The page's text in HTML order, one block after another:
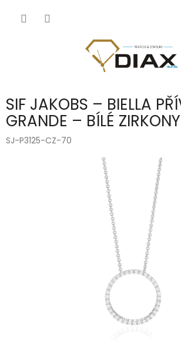
SIF JAKOBS – BIELLA
GRANDE – BÍLÉ ZIRKONY
SJ-P3125-CZ-70